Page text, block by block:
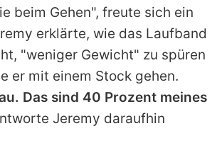
beim Gehen", freute sich ein
erklärte, wie das Laufband
"weniger Gewicht" zu spüren
er mit einem Stock gehen.
Das sind 40 Prozent meines
Jeremy daraufhin